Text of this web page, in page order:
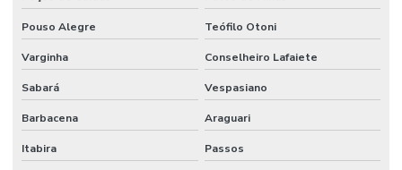
Pouso Alegre Teófilo Otoni
Varginha Conselheiro Lafaiete
Sabará Vespasiano
Barbacena Araguari
Itabira Passos